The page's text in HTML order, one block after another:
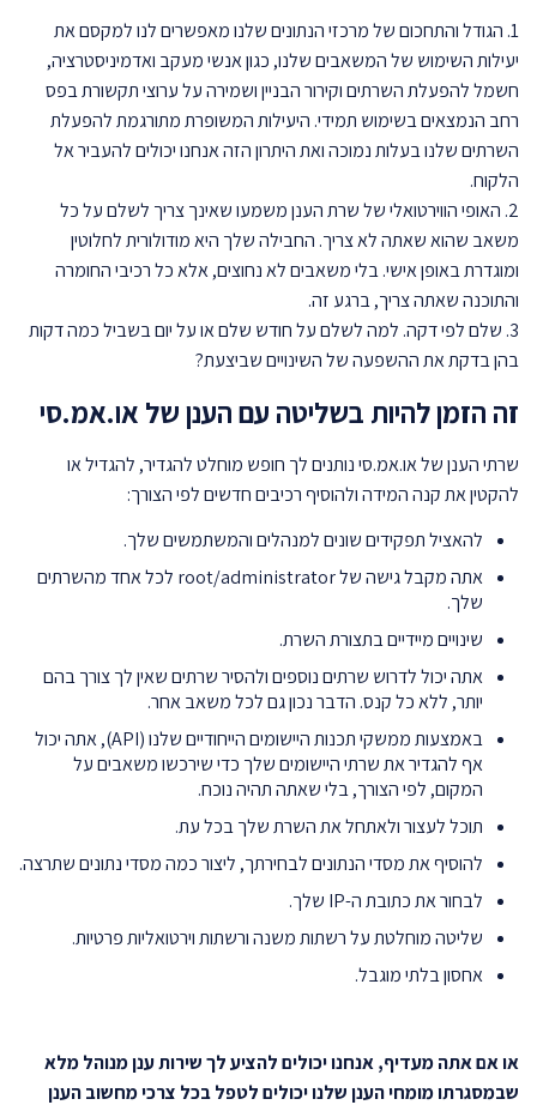
1. הגודל והתחכום של מרכזי הנתונים שלנו מאפשרים לנו למקסם את
יעילות השימוש של המשאבים שלנו, כגון אנשי מעקב ואדמיניסטרציה,
חשמל להפעלת השרתים וקירור הבניין ושמירה על ערוצי תקשורת בפס
רחב הנמצאים בשימוש תמידי. היעילות המשופרת מתורגמת להפעלת
השרתים שלנו בעלות נמוכה ואת היתרון הזה אנחנו יכולים להעביר אל
הלקוח.
2. האופי הווירטואלי של שרת הענן משמעו שאינך צריך לשלם על כל
משאב שהוא שאתה לא צריך. החבילה שלך היא מודולורית לחלוטין
ומוגדרת באופן אישי. בלי משאבים לא נחוצים, אלא כל רכיבי החומרה
והתוכנה שאתה צריך, ברגע זה.
3. שלם לפי דקה. למה לשלם על חודש שלם או על יום בשביל כמה דקות
בהן בדקת את ההשפעה של השינויים שביצעת?
זה הזמן להיות בשליטה עם הענן של או.אמ.סי
שרתי הענן של או.אמ.סי נותנים לך חופש מוחלט להגדיר, להגדיל או
להקטין את קנה המידה ולהוסיף רכיבים חדשים לפי הצורך:
להאציל תפקידים שונים למנהלים והמשתמשים שלך.
אתה מקבל גישה של root/administrator לכל אחד מהשרתים
שלך.
שינויים מיידיים בתצורת השרת.
אתה יכול לדרוש שרתים נוספים ולהסיר שרתים שאין לך צורך בהם
יותר, ללא כל קנס. הדבר נכון גם לכל משאב אחר.
באמצעות ממשקי תכנות היישומים הייחודיים שלנו (API), אתה יכול
אף להגדיר את שרתי היישומים שלך כדי שירכשו משאבים על
המקום, לפי הצורך, בלי שאתה תהיה נוכח.
תוכל לעצור ולאתחל את השרת שלך בכל עת.
להוסיף את מסדי הנתונים לבחירתך, ליצור כמה מסדי נתונים שתרצה.
לבחור את כתובת ה-IP שלך.
שליטה מוחלטת על רשתות משנה ורשתות וירטואליות פרטיות.
אחסון בלתי מוגבל.
או אם אתה מעדיף, אנחנו יכולים להציע לך שירות ענן מנוהל מלא
שבמסגרתו מומחי הענן שלנו יכולים לטפל בכל צרכי מחשוב הענן